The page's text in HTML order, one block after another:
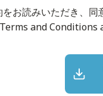
お読みいただき、同
and Conditions